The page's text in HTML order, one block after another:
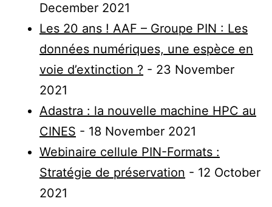
December 2021
Les 20 ans ! AAF – Groupe PIN : Les
données numériques, une espèce en
voie d’extinction ? - 23 November
2021
Adastra : la nouvelle machine HPC au
CINES - 18 November 2021
Webinaire cellule PIN-Formats :
Stratégie de préservation - 12 October
2021